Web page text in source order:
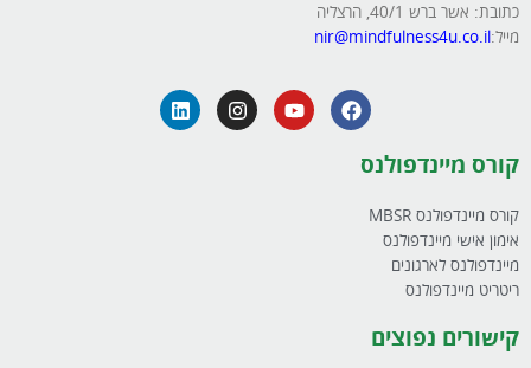
כתובת: אשר ברש 40/1, הרצליה
מייל:nir@mindfulness4u.co.il
קורס מיינדפולנס
קורס מיינדפולנס MBSR
אימון אישי מיינדפולנס
מיינדפולנס לארגונים
ריטריט מיינדפולנס
קישורים נפוצים